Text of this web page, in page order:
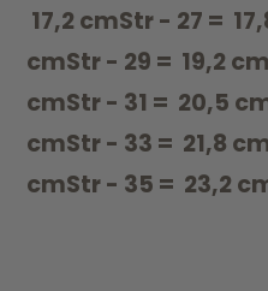
17,2 cmStr - 27 =
cmStr - 29 = 19,2
cmStr - 31 = 20,5
cmStr - 33 = 21,8
cmStr - 35 = 23,2